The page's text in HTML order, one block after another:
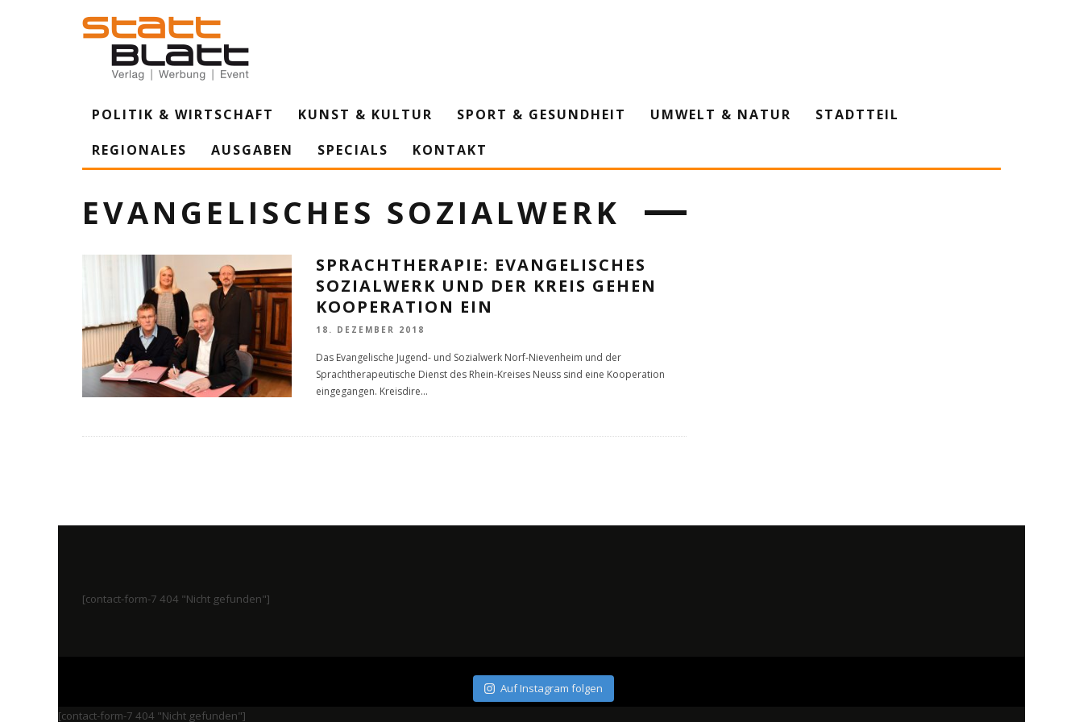
POLITIK & WIRTSCHAFT KUNST & KULTUR SPORT & GESUNDHEIT UMWELT & NATUR
STADTTEIL
REGIONALES
AUSGABEN SPECIALS KONTAKT
EVANGELISCHES SOZIALWERK
SPRACHTHERAPIE: EVANGELISCHES
SOZIALWERK UND DER KREIS GEHEN
KOOPERATION EIN
18. DEZEMBER 2018
Das Evangelische Jugend- und Sozialwerk Norf-Nievenheim und der
Sprachtherapeutische Dienst des Rhein-Kreises Neuss sind eine Kooperation
eingegangen. Kreisdire...
[contact-form-7 404 "Nicht gefunden"]
Auf Instagram folgen
[contact-form-7 404 "Nicht gefunden"]